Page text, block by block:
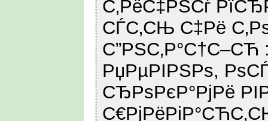
С‚РёС‡РЅСѓ
СЃС‚СЊ С‡Рё
С”РЅС‚Р°С†С–СЋ
РџРµРІРЅРѕ,
СЂРѕРєР°РјРё